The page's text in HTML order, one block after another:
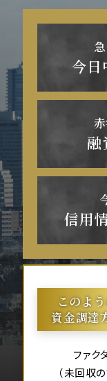
今日
融
信用
このよ
資金調達
ファク
（未回収